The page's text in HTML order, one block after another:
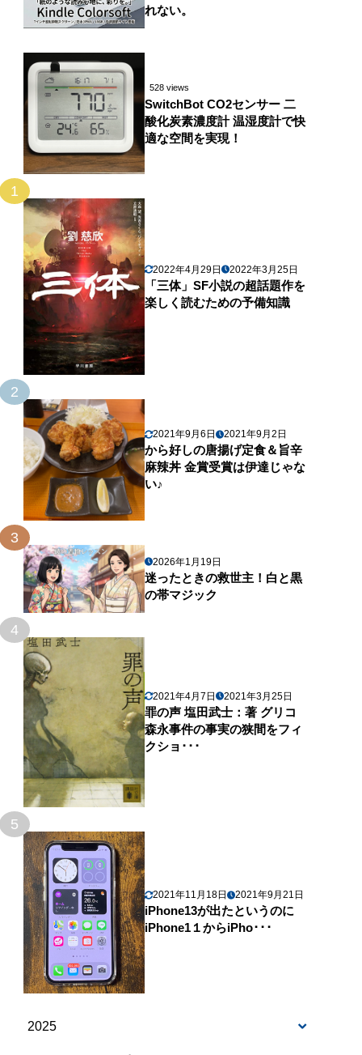
れない。
528 views
SwitchBot CO2センサー 二
酸化炭素濃度計 温湿度計で快
適な空間を実現！
1
2022年4月29日 2022年3月25日
「三体」SF小説の超話題作を
楽しく読むための予備知識
2
2021年9月6日 2021年9月2日
から好しの唐揚げ定食＆旨辛
麻辣丼 金賞受賞は伊達じゃな
い♪
3
2026年1月19日
迷ったときの救世主！白と黒
の帯マジック
4
2021年4月7日 2021年3月25日
罪の声 塩田武士：著 グリコ
森永事件の事実の狭間をフィ
クショ･･･
5
2021年11月18日 2021年9月21日
iPhone13が出たというのに
iPhone1１からiPho･･･